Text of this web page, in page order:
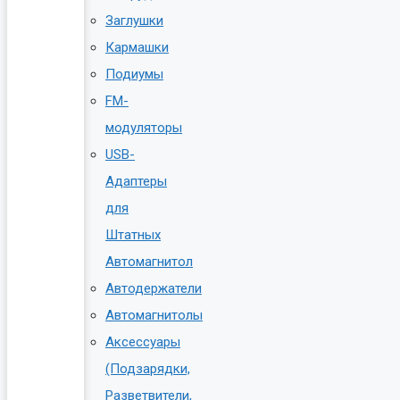
Заглушки
Кармашки
Подиумы
FM-
модуляторы
USB-
Адаптеры
для
Штатных
Автомагнитол
Автодержатели
Автомагнитолы
Аксессуары
(Подзарядки,
Разветвители,